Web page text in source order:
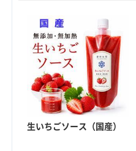
生いちごソース（国産）